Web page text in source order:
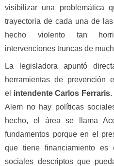
visibilizar una problemática
trayectoria de cada una de
hecho violento tan
intervenciones truncas de
La legisladora apuntó
herramientas de prevención
el intendente Carlos Ferraris.
Alem no hay políticas
hecho, el área se llama
fundamentos porque en el
que tiene financiamiento es
sociales descriptos que